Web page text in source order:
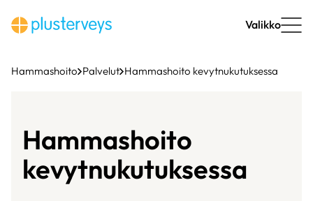
sisältöön
Valikko
Hammashoito Palvelut Hammashoito kevytnukutuksessa
Hammashoito
kevytnukutuksessa